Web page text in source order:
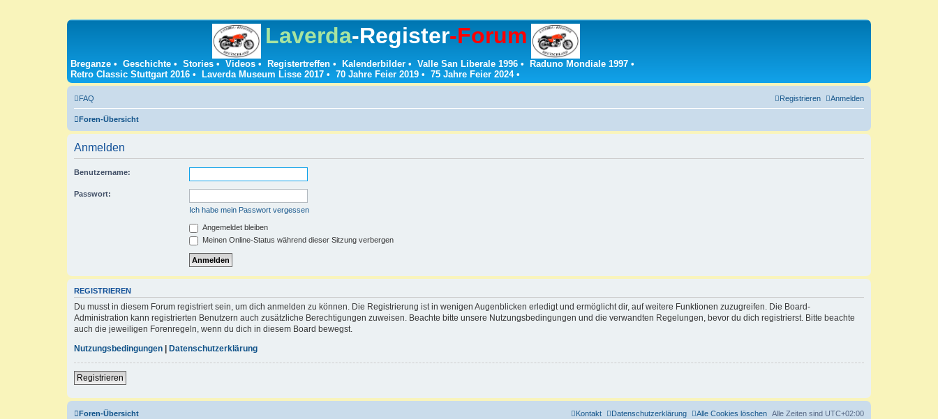
Laverda-Register-Forum
Breganze • Geschichte • Stories • Videos • Registertreffen • Kalenderbilder • Valle San Liberale 1996 • Raduno Mondiale 1997 •
Retro Classic Stuttgart 2016 • Laverda Museum Lisse 2017 • 70 Jahre Feier 2019 • 75 Jahre Feier 2024•
FAQ Anmelden
Registrieren
Foren-Übersicht
Anmelden
Benutzername:
Passwort:
Ich habe mein Passwort vergessen
Angemeldet bleiben
Meinen Online-Status während dieser Sitzung verbergen
REGISTRIEREN
Du musst in diesem Forum registriert sein, um dich anmelden zu können. Die Registrierung ist in wenigen Augenblicken erledigt und ermöglicht dir, auf weitere Funktionen zuzugreifen. Die Board-
Administration kann registrierten Benutzern auch zusätzliche Berechtigungen zuweisen. Beachte bitte unsere Nutzungsbedingungen und die verwandten Regelungen, bevor du dich registrierst. Bitte beachte
auch die jeweiligen Forenregeln, wenn du dich in diesem Board bewegst.
Nutzungsbedingungen
Datenschutzerklärung
Registrieren
Foren-Übersicht Alle Zeiten sind UTC+02:00
Alle Cookies löschen
Datenschutzerklärung
Kontakt